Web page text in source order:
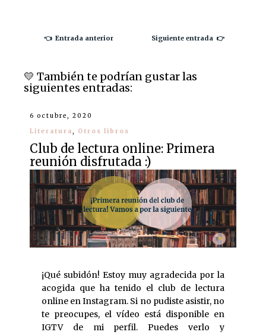
👈 Entrada anterior Siguiente entrada 👉
💛️ También te podrían gustar las
siguientes entradas:
6 octubre, 2020
Literatura, Otros libros
Club de lectura online: Primera
reunión disfrutada :)
¡Qué subidón! Estoy muy agradecida por la
acogida que ha tenido el club de lectura
online en Instagram. Si no pudiste asistir, no
te preocupes, el vídeo está disponible en
IGTV de mi perfil. Puedes verlo y